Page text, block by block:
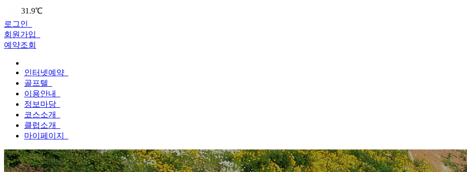
31.9℃
로그인
회원가입
예약조회
인터넷예약
골프텔
이용안내
정보마당
코스소개
클럽소개
마이페이지